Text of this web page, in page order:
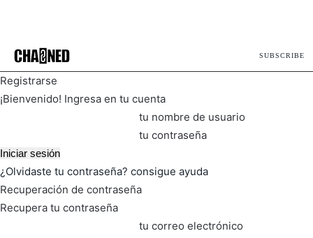
SUBSCRIBE
Registrarse
¡Bienvenido! Ingresa en tu cuenta
tu nombre de usuario
tu contraseña
¿Olvidaste tu contraseña? consigue ayuda
Recuperación de contraseña
Recupera tu contraseña
tu correo electrónico